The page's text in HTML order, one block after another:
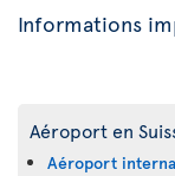
Informations
Aéroport en
Aéroport